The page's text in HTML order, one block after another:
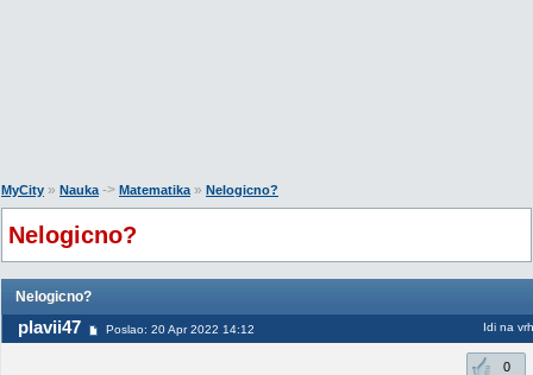
MyCity » Nauka-> Matematika» Nelogicno?
Nelogicno?
Nelogicno?
plavii47 Poslao: 20 Apr 2022 14:12 Idi na vrh
0